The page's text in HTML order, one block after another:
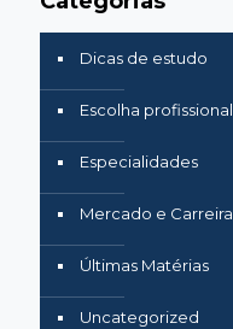
Dicas de estudo
Escolha profissional
Especialidades
Mercado e Carreira
Últimas Matérias
Uncategorized